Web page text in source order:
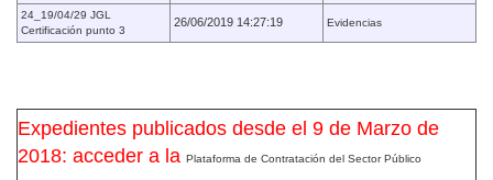
24_19/04/29 JGL
Certificación punto 3
26/06/2019 14:27:19 Evidencias
Expedientes publicados desde el 9 de Marzo de
2018: acceder a la Plataforma de Contratación del Sector Público